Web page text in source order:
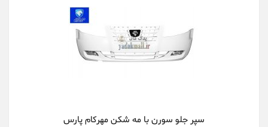
سپر جلو سورن با مه شکن مهرکام پارس